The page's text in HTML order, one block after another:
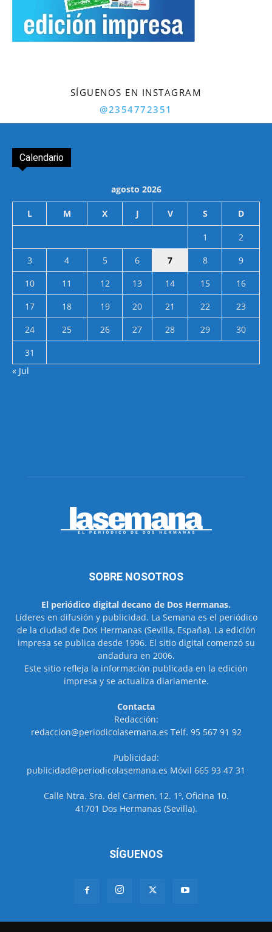
SÍGUENOS EN INSTAGRAM
@2354772351
Calendario
agosto 2026
L M X J V S D
1
2
3
4 5 6 7 8
9
10
11 12 13 14 15
16
17
18 19 20 21 22
23
24
25 26 27 28 29
30
31
« Jul
SOBRE NOSOTROS
El periódico digital decano de Dos Hermanas.
Líderes en difusión y publicidad. La Semana es el periódico
de la ciudad de Dos Hermanas (Sevilla, España). La edición
impresa se publica desde 1996. El sitio digital comenzó su
andadura en 2006.
Este sitio refleja la información publicada en la edición
impresa y se actualiza diariamente.
Contacta
Redacción:
redaccion@periodicolasemana.es Telf. 95 567 91 92
Publicidad:
publicidad@periodicolasemana.es Móvil 665 93 47 31
Calle Ntra. Sra. del Carmen, 12. 1º, Oficina 10.
41701 Dos Hermanas (Sevilla).
SÍGUENOS